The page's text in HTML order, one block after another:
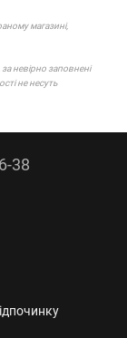
магазині,
невірно заповнені
не несуть
38